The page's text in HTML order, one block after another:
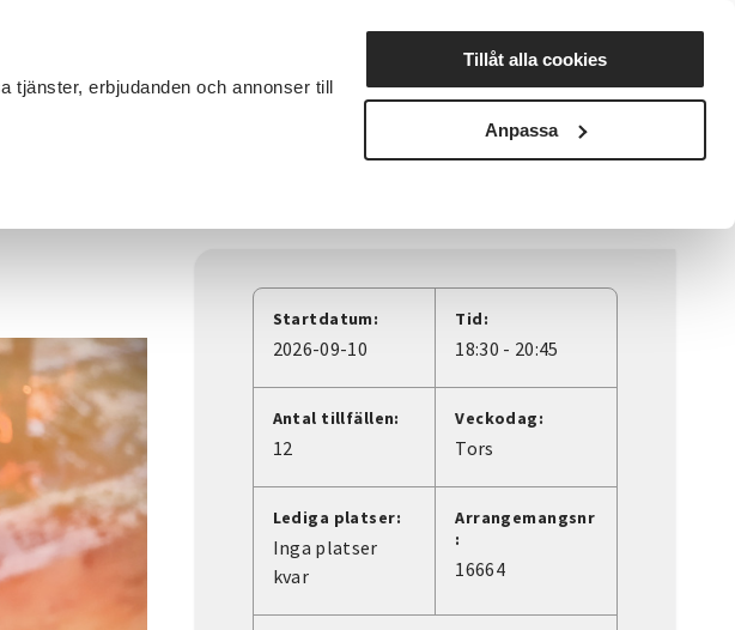
tjänster, erbjudanden och annonser till
Tillåt alla cookies
Anpassa
Nyheter Avdelningar
Startdatum:
2026-09-10
Tid:
18:30 - 20:45
Antal tillfällen:
12
Veckodag:
Tors
Lediga platser:
Inga platser
kvar
Arrangemangsnr
:
16664